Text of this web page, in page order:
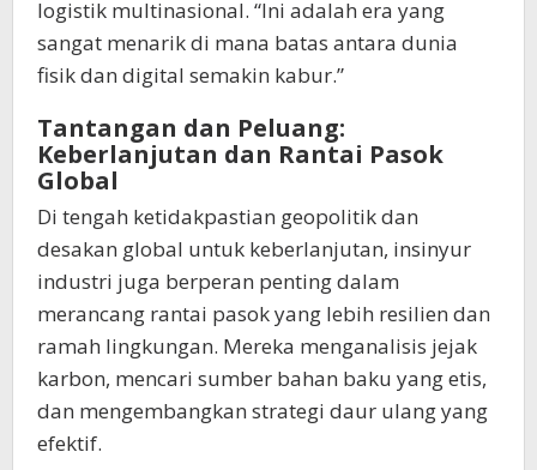
logistik multinasional. “Ini adalah era yang
sangat menarik di mana batas antara dunia
fisik dan digital semakin kabur.”
​Tantangan dan Peluang:
Keberlanjutan dan Rantai Pasok
Global
​Di tengah ketidakpastian geopolitik dan
desakan global untuk keberlanjutan, insinyur
industri juga berperan penting dalam
merancang rantai pasok yang lebih resilien dan
ramah lingkungan. Mereka menganalisis jejak
karbon, mencari sumber bahan baku yang etis,
dan mengembangkan strategi daur ulang yang
efektif.